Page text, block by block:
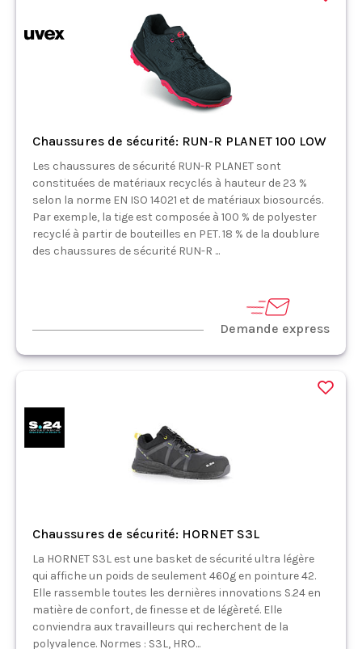
Chaussures de sécurité: RUN-R PLANET 100 LOW
Les chaussures de sécurité RUN-R PLANET sont
constituées de matériaux recyclés à hauteur de 23 %
selon la norme EN ISO 14021 et de matériaux biosourcés.
Par exemple, la tige est composée à 100 % de polyester
recyclé à partir de bouteilles en PET. 18 % de la doublure
des chaussures de sécurité RUN-R ...
Demande express
Chaussures de sécurité: HORNET S3L
La HORNET S3L est une basket de sécurité ultra légère
qui affiche un poids de seulement 460g en pointure 42.
Elle rassemble toutes les dernières innovations S.24 en
matière de confort, de finesse et de légèreté. Elle
conviendra aux travailleurs qui recherchent de la
polyvalence. Normes : S3L, HRO...